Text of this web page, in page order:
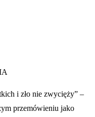
i zło nie zwycięży” –
przemówieniu jako